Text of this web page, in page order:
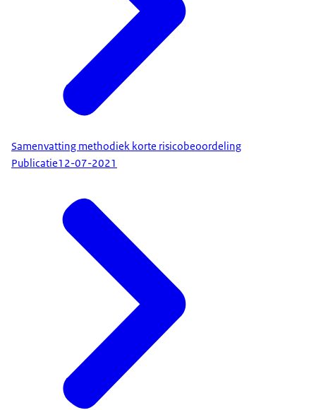
Samenvatting methodiek korte risicobeoordeling
Publicatie12-07-2021